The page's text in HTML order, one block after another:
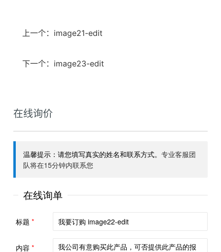
上一个：image21-edit
下一个：image23-edit
在线询价